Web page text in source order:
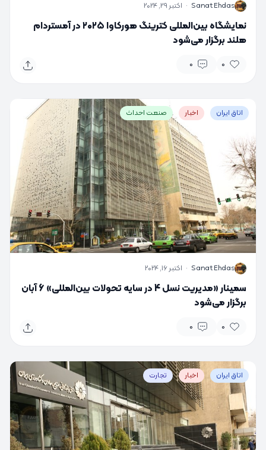
S
Sanat Ehdas
· اکتبر 29, 2024
نمایشگاه بین‌المللی کترینگ هورکاوا ۲۰۲۵ در آمستردام
هلند برگزار می‌شود
0
0
اتاق ایران اخبار صنعت احداث
S
Sanat Ehdas
· اکتبر 16, 2024
سمینار «مدیریت نسل 4 در سایه تحولات بین‌المللی» 6 آبان
برگزار می‌شود
0
0
اتاق ایران اخبار تجارت